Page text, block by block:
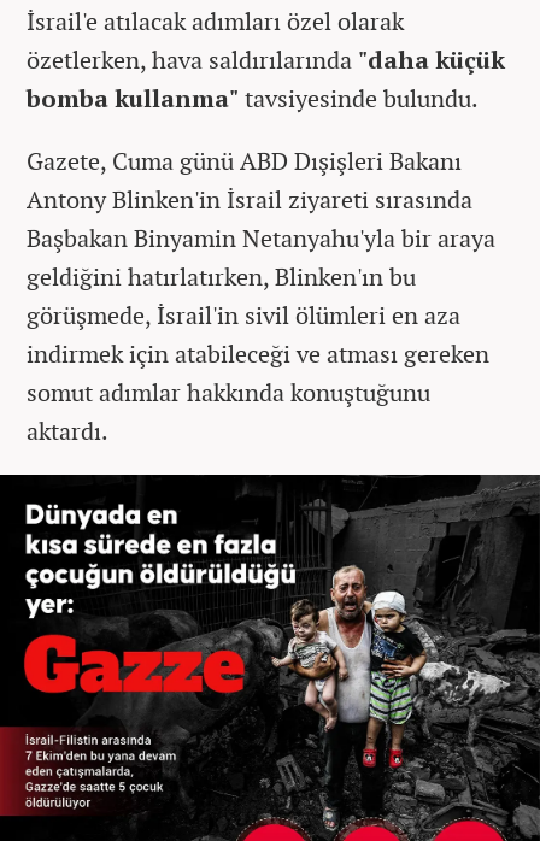
İsrail'e atılacak adımları özel olarak
özetlerken, hava saldırılarında "daha küçük
bomba kullanma" tavsiyesinde bulundu.
Gazete, Cuma günü ABD Dışişleri Bakanı
Antony Blinken'in İsrail ziyareti sırasında
Başbakan Binyamin Netanyahu'yla bir araya
geldiğini hatırlatırken, Blinken'ın bu
görüşmede, İsrail'in sivil ölümleri en aza
indirmek için atabileceği ve atması gereken
somut adımlar hakkında konuştuğunu
aktardı.